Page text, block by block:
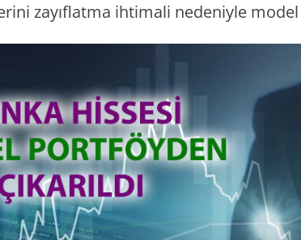
zayıflatma ihtimali nedeniyle model